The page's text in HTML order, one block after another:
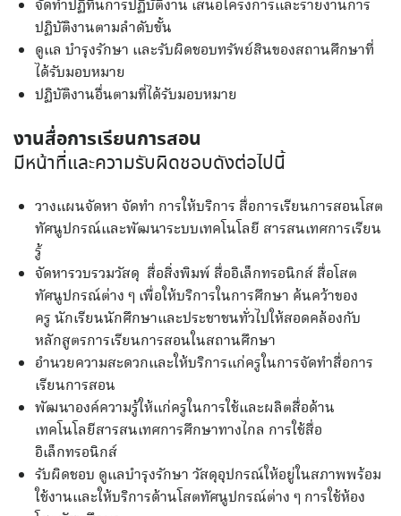
จัดทำปฏิทินการปฏิบัติงาน เสนอโครงการและรายงานการ
ปฏิบัติงานตามลำดับขั้น
ดูแล บำรุงรักษา และรับผิดชอบทรัพย์สินของสถานศึกษาที่
ได้รับมอบหมาย
ปฏิบัติงานอื่นตามที่ได้รับมอบหมาย
งานสื่อการเรียนการสอน
มีหน้าที่และความรับผิดชอบดังต่อไปนี้
วางแผนจัดหา จัดทำ การให้บริการ สื่อการเรียนการสอนโสต
ทัศนูปกรณ์และพัฒนาระบบเทคโนโลยี สารสนเทศการเรียน
รู้
จัดหารวบรวมวัสดุ สื่อสิ่งพิมพ์ สื่ออิเล็กทรอนิกส์ สื่อโสต
ทัศนูปกรณ์ต่าง ๆ เพื่อให้บริการในการศึกษา ค้นคว้าของ
ครู นักเรียนนักศึกษาและประชาชนทั่วไปให้สอดคล้องกับ
หลักสูตรการเรียนการสอนในสถานศึกษา
อำนวยความสะดวกและให้บริการแก่ครูในการจัดทำสื่อการ
เรียนการสอน
พัฒนาองค์ความรู้ให้แก่ครูในการใช้และผลิตสื่อด้าน
เทคโนโลยีสารสนเทศการศึกษาทางไกล การใช้สื่อ
อิเล็กทรอนิกส์
รับผิดชอบ ดูแลบำรุงรักษา วัสดุอุปกรณ์ให้อยู่ในสภาพพร้อม
ใช้งานและให้บริการด้านโสตทัศนูปกรณ์ต่าง ๆ การใช้ห้อง